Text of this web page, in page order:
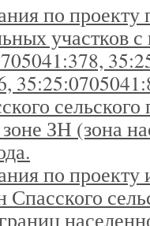
по проекту
участков
сельского
ЗН (зона
по проекту